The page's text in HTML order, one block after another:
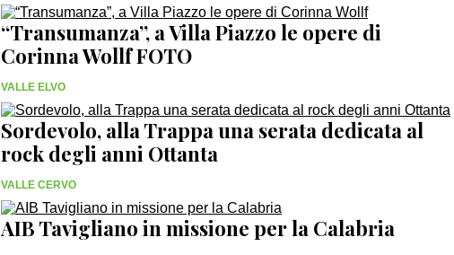
“Transumanza”, a Villa Piazzo le opere di
Corinna Wollf FOTO
VALLE ELVO
Sordevolo, alla Trappa una serata dedicata al
rock degli anni Ottanta
VALLE CERVO
AIB Tavigliano in missione per la Calabria